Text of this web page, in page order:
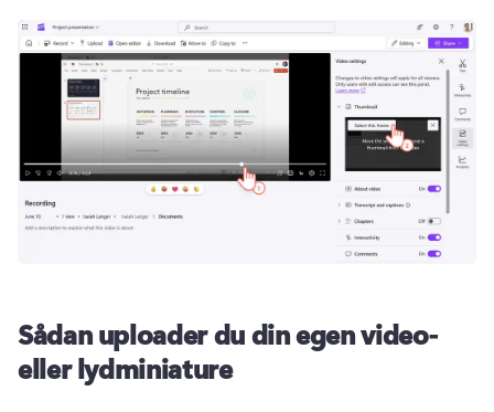
Sådan uploader du din egen video-
eller lydminiature